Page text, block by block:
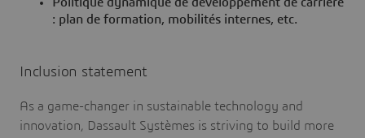
: plan de formation, mobilités internes, etc.
Inclusion statement
As a game-changer in sustainable technology and
innovation, Dassault Systèmes is striving to build more